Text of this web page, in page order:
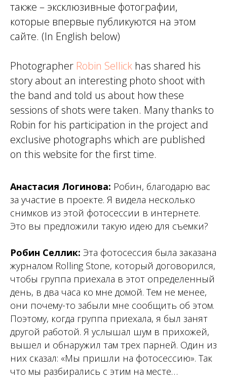
также – эксклюзивные фотографии,
которые впервые публикуются на этом
сайте. (In English below)
Photographer Robin Sellick has shared his
story about an interesting photo shoot with
the band and told us about how these
sessions of shots were taken. Many thanks to
Robin for his participation in the project and
exclusive photographs which are published
on this website for the first time.
Анастасия Логинова: Робин, благодарю вас
за участие в проекте. Я видела несколько
снимков из этой фотосессии в интернете.
Это вы предложили такую идею для съемки?
Робин Селлик: Эта фотосессия была заказана
журналом Rolling Stone, который договорился,
чтобы группа приехала в этот определенный
день, в два часа ко мне домой. Тем не менее,
они почему-то забыли мне сообщить об этом.
Поэтому, когда группа приехала, я был занят
другой работой. Я услышал шум в прихожей,
вышел и обнаружил там трех парней. Один из
них сказал: «Мы пришли на фотосессию». Так
что мы разбирались с этим на месте…